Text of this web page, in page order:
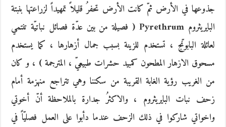
جذوعها في الأرض ثمّ كانت الأرض تحفرُ قليلاً تمهيداً لزراعتها بنبتة
البايريثروم Pyrethrum ( فصيلة من بين عدّة فصائل نباتيّة تنتمي
لعائلة البابونّج ، تستخدم للزينة بسبب جمال أزهارها ، كما يستخدم
مسحوق الازهار المطحون كمبيد حشرات طبيعيّ ، المترجمة ) ، و كان
من الغريب رؤية الغابة القريبة من سكننا وهي تتراجع منهزمة أمام
زحف نبات البايريثروم ، والاكثرُ جدارة بالملاحظة أنّ أخوتي
واخواتي شاركوا في ذلك الزحف عندما دأبوا على العمل فصليّاً في